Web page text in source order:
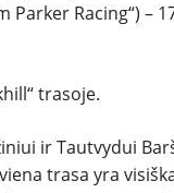
Racing“) –
trasoje.
ir Tautvydui
trasa yra